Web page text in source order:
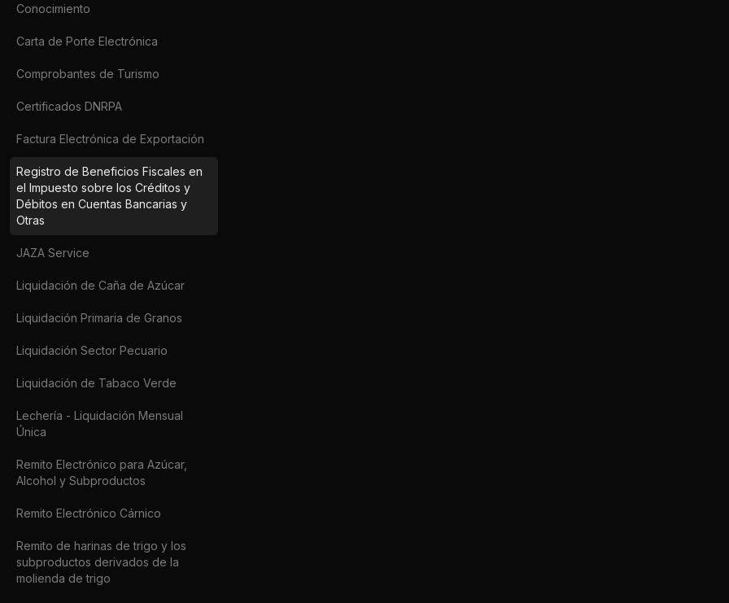
Conocimiento
Carta de Porte Electrónica
Comprobantes de Turismo
Certificados DNRPA
Factura Electrónica de Exportación
Registro de Beneficios Fiscales en
el Impuesto sobre los Créditos y
Débitos en Cuentas Bancarias y
Otras
JAZA Service
Liquidación de Caña de Azúcar
Liquidación Primaria de Granos
Liquidación Sector Pecuario
Liquidación de Tabaco Verde
Lechería - Liquidación Mensual
Única
Remito Electrónico para Azúcar,
Alcohol y Subproductos
Remito Electrónico Cárnico
Remito de harinas de trigo y los
subproductos derivados de la
molienda de trigo